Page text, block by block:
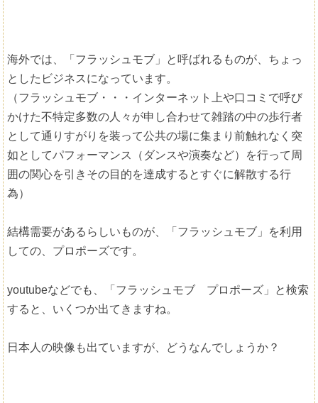
海外では、「フラッシュモブ」と呼ばれるものが、ちょっ
としたビジネスになっています。
（フラッシュモブ・・・インターネット上や口コミで呼び
かけた不特定多数の人々が申し合わせて雑踏の中の歩行者
として通りすがりを装って公共の場に集まり前触れなく突
如としてパフォーマンス（ダンスや演奏など）を行って周
囲の関心を引きその目的を達成するとすぐに解散する行
為）
結構需要があるらしいものが、「フラッシュモブ」を利用
しての、プロポーズです。
youtubeなどでも、「フラッシュモブ プロポーズ」と検索
すると、いくつか出てきますね。
日本人の映像も出ていますが、どうなんでしょうか？